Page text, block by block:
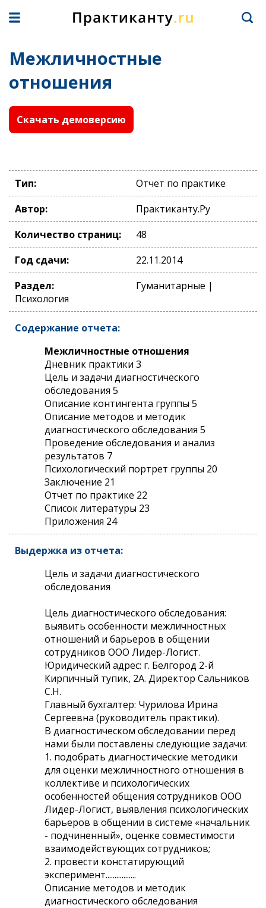
Межличностные
отношения
Скачать демоверсию
Тип:
Отчет по практике
Автор:
Практиканту.Ру
Количество страниц:
48
Год сдачи:
22.11.2014
Раздел:
Гуманитарные |
Психология
Содержание отчета:
Межличностные отношения
Дневник практики 3
Цель и задачи диагностического
обследования 5
Описание контингента группы 5
Описание методов и методик
диагностического обследования 5
Проведение обследования и анализ
результатов 7
Психологический портрет группы 20
Заключение 21
Отчет по практике 22
Список литературы 23
Приложения 24
Выдержка из отчета:
Цель и задачи диагностического
обследования
Цель диагностического обследования:
выявить особенности межличностных
отношений и барьеров в общении
сотрудников ООО Лидер-Логист.
Юридический адрес: г. Белгород 2-й
Кирпичный тупик, 2А. Директор Сальников
С.Н.
Главный бухгалтер: Чурилова Ирина
Сергеевна (руководитель практики).
В диагностическом обследовании перед
нами были поставлены следующие задачи:
1. подобрать диагностические методики
для оценки межличностного отношения в
коллективе и психологических
особенностей общения сотрудников ООО
Лидер-Логист, выявления психологических
барьеров в общении в системе «начальник
- подчиненный», оценке совместимости
взаимодействующих сотрудников;
2. провести констатирующий
эксперимент.................
Описание методов и методик
диагностического обследования